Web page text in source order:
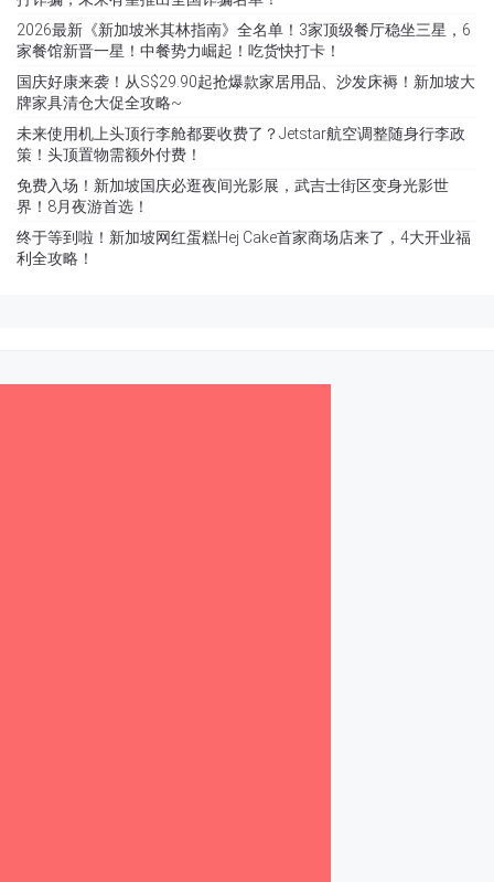
2026最新《新加坡米其林指南》全名单！3家顶级餐厅稳坐三星，6
家餐馆新晋一星！中餐势力崛起！吃货快打卡！
国庆好康来袭！从S$29.90起抢爆款家居用品、沙发床褥！新加坡大
牌家具清仓大促全攻略~
未来使用机上头顶行李舱都要收费了？Jetstar航空调整随身行李政
策！头顶置物需额外付费！
免费入场！新加坡国庆必逛夜间光影展，武吉士街区变身光影世
界！8月夜游首选！
终于等到啦！新加坡网红蛋糕Hej Cake首家商场店来了，4大开业福
利全攻略！